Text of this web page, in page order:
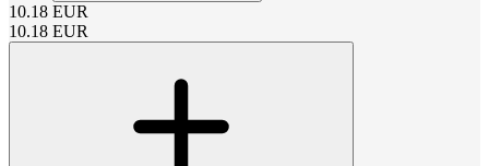
10.18 EUR
10.18 EUR